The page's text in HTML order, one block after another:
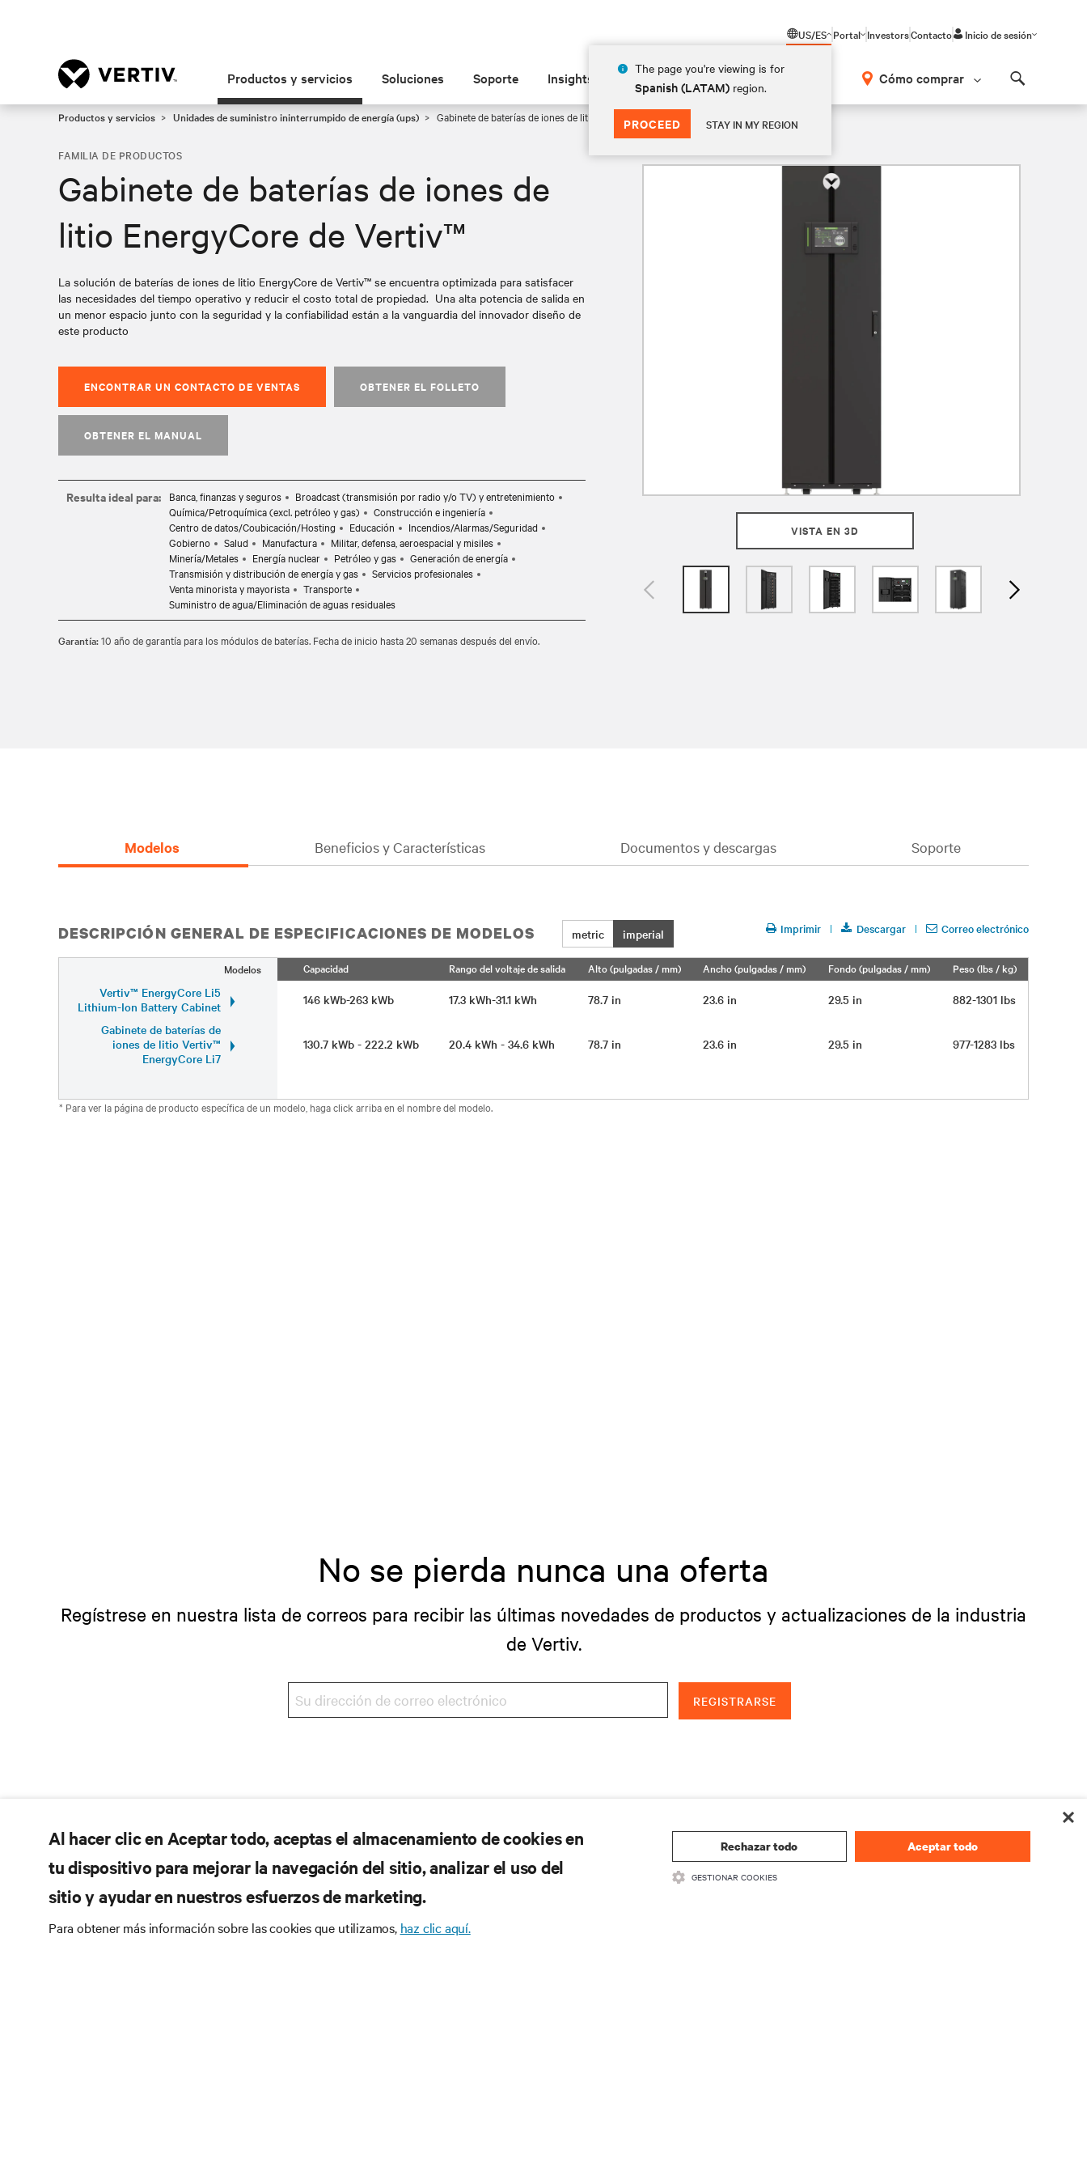
US/ES
The page you're viewing is for
Spanish (LATAM) region.
PROCEED STAY IN MY REGION
Portal InvestorsContacto Inicio de sesión
Productos y servicios Soluciones Soporte Insights Acerca de Cómo comprar
Productos y servicios Unidades de suministro ininterrumpido de energía (ups) Gabinete de baterías de iones de litio EnergyCore de Vertiv™
VISTA EN 3D
FAMILIA DE PRODUCTOS
Gabinete de baterías de iones de
litio EnergyCore de Vertiv™
La solución de baterías de iones de litio EnergyCore de Vertiv™ se encuentra optimizada para satisfacer
las necesidades del tiempo operativo y reducir el costo total de propiedad. Una alta potencia de salida en
un menor espacio junto con la seguridad y la confiabilidad están a la vanguardia del innovador diseño de
este producto
ENCONTRAR UN CONTACTO DE VENTAS OBTENER EL FOLLETO
OBTENER EL MANUAL
Resulta ideal para: Banca, finanzas y seguros
Broadcast (transmisión por radio y/o TV) y entretenimiento
Química/Petroquímica (excl. petróleo y gas)
Construcción e ingeniería
Centro de datos/Coubicación/Hosting
Educación
Incendios/Alarmas/Seguridad
Gobierno
Salud Manufactura
Militar, defensa, aeroespacial y misiles
Minería/Metales
Energía nuclear Petróleo y gas
Generación de energía
Transmisión y distribución de energía y gas
Servicios profesionales
Venta minorista y mayorista
Transporte
Suministro de agua/Eliminación de aguas residuales
Garantía:10 año de garantía para los módulos de baterías. Fecha de inicio hasta 20 semanas después del envío.
Modelos Beneficios y Características Documentos y descargas Soporte
DESCRIPCIÓN GENERAL DE ESPECIFICACIONES DE MODELOS metric imperial Imprimir Descargar Correo electrónico
Modelos Capacidad Rango del voltaje de salida Alto (pulgadas / mm) Ancho (pulgadas / mm) Fondo (pulgadas / mm) Peso (lbs / kg)
Vertiv™ EnergyCore Li5
Lithium-Ion Battery Cabinet
146 kWb-263 kWb 17.3 kWh-31.1 kWh 78.7 in 23.6 in 29.5 in
882-1301 lbs
Gabinete de baterías de
iones de litio Vertiv™
EnergyCore Li7
130.7 kWb - 222.2 kWb 20.4 kWh - 34.6 kWh 78.7 in 23.6 in 29.5 in 977-1283 lbs
* Para ver la página de producto específica de un modelo, haga click arriba en el nombre del modelo.
No se pierda nunca una oferta
Regístrese en nuestra lista de correos para recibir las últimas novedades de productos y actualizaciones de la industria
de Vertiv.
REGISTRARSE
Al hacer clic en Aceptar todo, aceptas el almacenamiento de cookies en
tu dispositivo para mejorar la navegación del sitio, analizar el uso del
sitio y ayudar en nuestros esfuerzos de marketing.
Para obtener más información sobre las cookies que utilizamos, haz clic aquí.
Rechazar todo Aceptar todo
GESTIONAR COOKIES